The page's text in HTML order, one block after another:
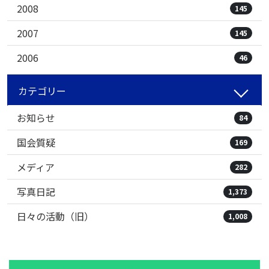
2008 145
2007 145
2006 46
カテゴリー
お知らせ
84
国会質疑 169
メディア 282
写真日記 1,373
日々の活動（旧） 1,008